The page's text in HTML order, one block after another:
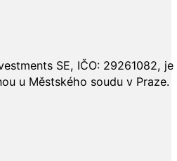
SE, IČO: 29261082,
u Městského soudu v Praze.